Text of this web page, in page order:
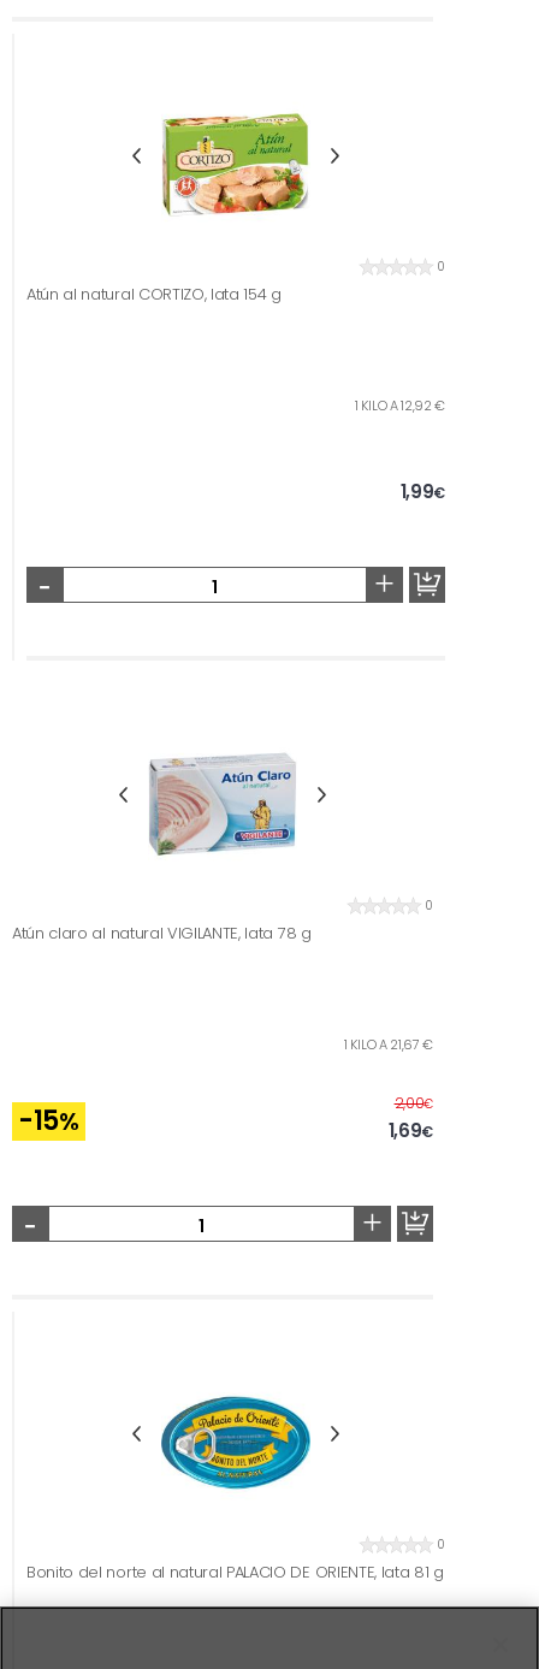
0
Atún al natural CORTIZO, lata 154 g
1 KILO A 12,92 €
1,99€
- +
0
Atún claro al natural VIGILANTE, lata 78 g
1 KILO A 21,67 €
-15%
2,00€Before
1,69€
- +
0
Bonito del norte al natural PALACIO DE ORIENTE, lata 81 g